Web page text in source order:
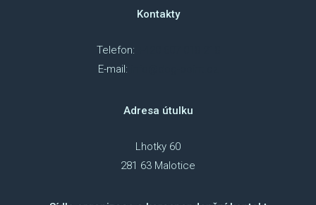
Kontakty
Telefon:
E-mail:
Adresa útulku
Lhotky 60
281 63 Malotice